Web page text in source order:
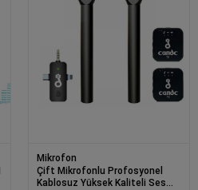
Mikrofon
Çift Mikrofonlu Profosyonel
Kablosuz Yüksek Kaliteli Ses